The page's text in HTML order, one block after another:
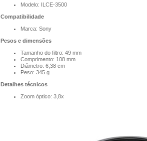
Modelo: ILCE-3500
Compatibilidade
Marca: Sony
Pesos e dimensões
Tamanho do filtro: 49 mm
Comprimento: 108 mm
Diâmetro: 6,38 cm
Peso: 345 g
Detalhes técnicos
Zoom óptico: 3,8x